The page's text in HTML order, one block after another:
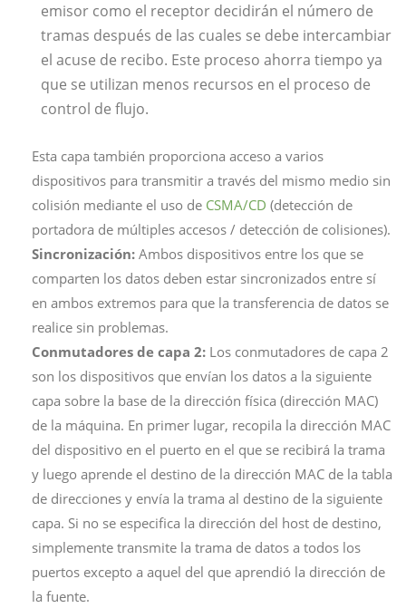
emisor como el receptor decidirán el número de
tramas después de las cuales se debe intercambiar
el acuse de recibo. Este proceso ahorra tiempo ya
que se utilizan menos recursos en el proceso de
control de flujo.
Esta capa también proporciona acceso a varios
dispositivos para transmitir a través del mismo medio sin
colisión mediante el uso de CSMA/CD (detección de
portadora de múltiples accesos / detección de colisiones).
Sincronización: Ambos dispositivos entre los que se
comparten los datos deben estar sincronizados entre sí
en ambos extremos para que la transferencia de datos se
realice sin problemas.
Conmutadores de capa 2: Los conmutadores de capa 2
son los dispositivos que envían los datos a la siguiente
capa sobre la base de la dirección física (dirección MAC)
de la máquina. En primer lugar, recopila la dirección MAC
del dispositivo en el puerto en el que se recibirá la trama
y luego aprende el destino de la dirección MAC de la tabla
de direcciones y envía la trama al destino de la siguiente
capa. Si no se especifica la dirección del host de destino,
simplemente transmite la trama de datos a todos los
puertos excepto a aquel del que aprendió la dirección de
la fuente.